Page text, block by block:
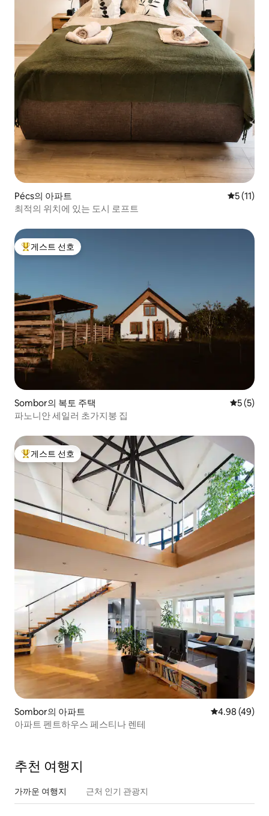
Pécs의 아파트 평점 5점
5 (11)
최적의 위치에 있는 도시 로프트
상위 게스트 선호
게스트 선호
Sombor의 복토 주택 평점 5점
5 (5)
파노니안 세일러 초가지붕 집
상위 게스트 선호
게스트 선호
Sombor의 아파트 평점 4.98점(5
4.98 (49)
아파트 펜트하우스 페스티나 렌테
추천 여행지
가까운 여행지 근처 인기 관광지